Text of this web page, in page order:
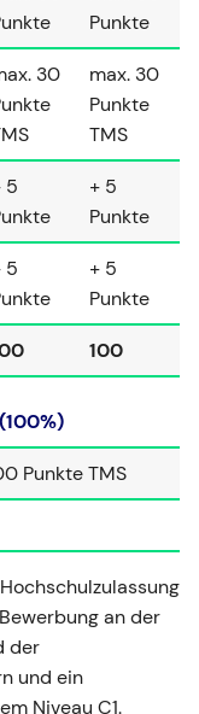
Punkte
30
max. 30
Punkte
TMS
5
+ 5
Punkte
5
+ 5
Punkte
100
Punkte TMS
an der
der
und ein
Niveau C1.